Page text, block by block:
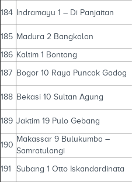
184 Indramayu 1 – Di Panjaitan
185 Madura 2 Bangkalan
186 Kaltim 1 Bontang
187 Bogor 10 Raya Puncak Gadog
188 Bekasi 10 Sultan Agung
189 Jaktim 19 Pulo Gebang
190
Makassar 9 Bulukumba –
Samratulangi
191 Subang 1 Otto Iskandardinata